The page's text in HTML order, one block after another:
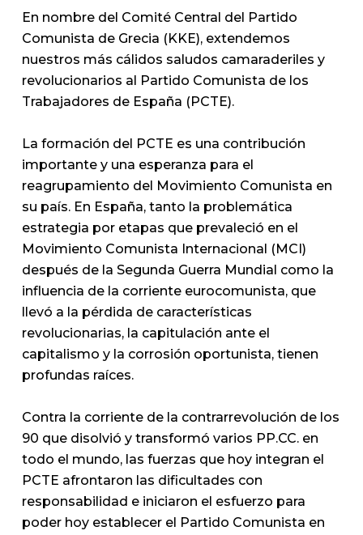
En nombre del Comité Central del Partido
Comunista de Grecia (KKE), extendemos
nuestros más cálidos saludos camaraderiles y
revolucionarios al Partido Comunista de los
Trabajadores de España (PCTE).
La formación del PCTE es una contribución
importante y una esperanza para el
reagrupamiento del Movimiento Comunista en
su país. En España, tanto la problemática
estrategia por etapas que prevaleció en el
Movimiento Comunista Internacional (MCI)
después de la Segunda Guerra Mundial como la
influencia de la corriente eurocomunista, que
llevó a la pérdida de características
revolucionarias, la capitulación ante el
capitalismo y la corrosión oportunista, tienen
profundas raíces.
Contra la corriente de la contrarrevolución de los
90 que disolvió y transformó varios PP.CC. en
todo el mundo, las fuerzas que hoy integran el
PCTE afrontaron las dificultades con
responsabilidad e iniciaron el esfuerzo para
poder hoy establecer el Partido Comunista en